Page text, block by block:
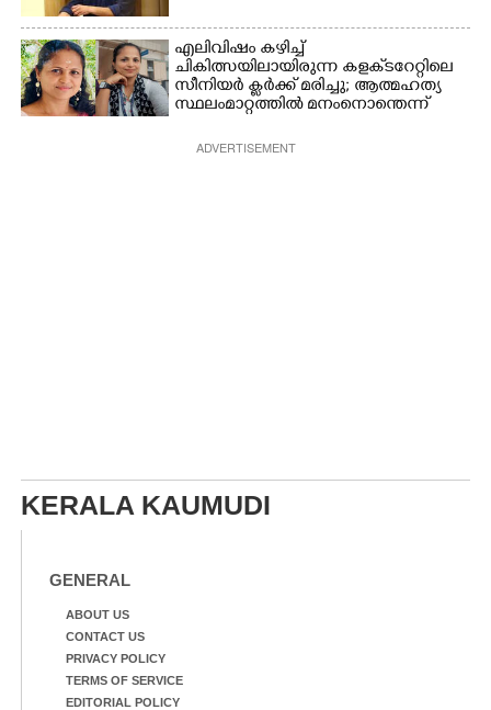
എലിവിഷം കഴിച്ച്
ചികിത്സയിലായിരുന്ന കളക്‌ടറേറ്റിലെ
സീനിയർ ക്ലർക്ക് മരിച്ചു; ആത്മഹത്യ
സ്ഥലംമാറ്റത്തിൽ മനംനൊന്തെന്ന്
ADVERTISEMENT
KERALA KAUMUDI
GENERAL
ABOUT US
CONTACT US
PRIVACY POLICY
TERMS OF SERVICE
EDITORIAL POLICY